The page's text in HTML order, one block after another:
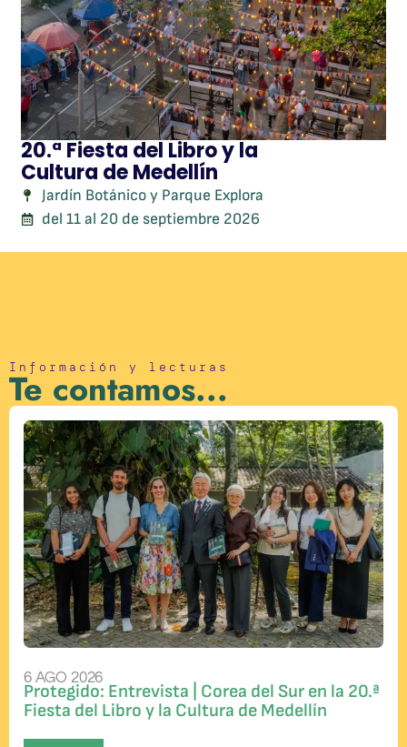
20.ª Fiesta del Libro y la
Cultura de Medellín
Jardín Botánico y Parque Explora
del 11 al 20 de septiembre 2026
Información y lecturas
Te contamos...
6 AGO 2026
Protegido: Entrevista | Corea del Sur en la 20.ª
Fiesta del Libro y la Cultura de Medellín